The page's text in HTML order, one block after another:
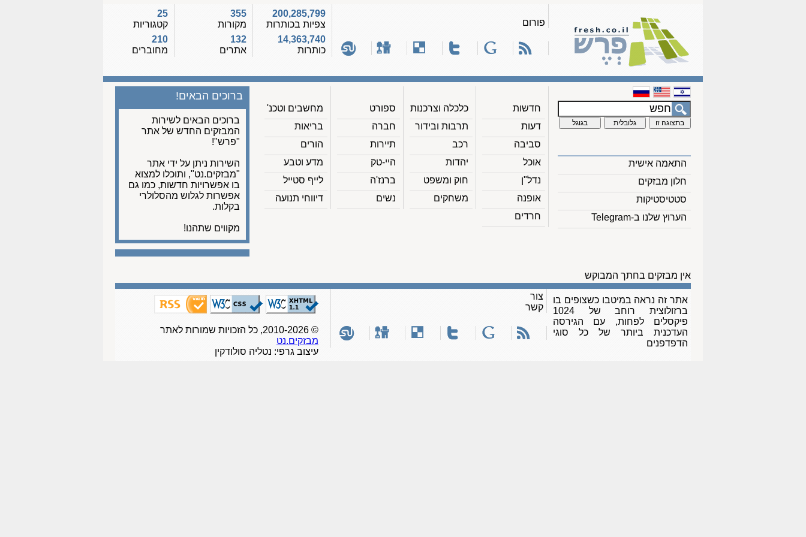
פורום
200,285,799
צפיות בכותרות
14,363,740
כותרות
355
מקורות
132
אתרים
25
קטגוריות
210
מחוברים
התאמה אישית
חלון מבזקים
סטטיסטיקות
הערוץ שלנו ב-Telegram
חדשות
דעות
סביבה
אוכל
נדל"ן
אופנה
חרדים
כלכלה וצרכנות
תרבות ובידור
רכב
יהדות
חוק ומשפט
משחקים
ספורט
חברה
תיירות
היי-טק
ברנז'ה
נשים
מחשבים וטכנ'
בריאות
הורים
מדע וטבע
לייף סטייל
דיווחי תנועה
ברוכים הבאים!
ברוכים הבאים לשירות
המבזקים החדש של אתר
"פרש"!
השירות ניתן על ידי אתר
"מבזקים.נט", ותוכלו למצוא
בו אפשרויות חדשות, כמו גם
אפשרות לגלוש מהסלולרי
בקלות.
מקווים שתהנו!
אין מבזקים בחתך המבוקש
אתר זה נראה במיטבו כשצופים בו
ברזולוצית רוחב של 1024
פיקסלים לפחות, עם הגירסה
העדכנית ביותר של כל סוגי
הדפדפנים
צור
קשר
© 2010-2026, כל הזכויות שמורות לאתר
מבזקים.נט
עיצוב גרפי: נטליה סולודקין